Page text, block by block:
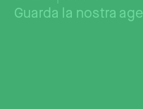
Guarda la nostra